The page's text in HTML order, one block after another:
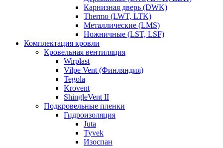
Карнизная дверь (DWK)
Thermo (LWT, LTK)
Металлические (LMS)
Ножничные (LST, LSF)
Комплектация кровли
Кровельная вентиляция
Wirplast
Vilpe Vent (Финляндия)
Tegola
Krovent
ShingleVent II
Подкровельные пленки
Гидроизоляция
Juta
Tyvek
Изоспан